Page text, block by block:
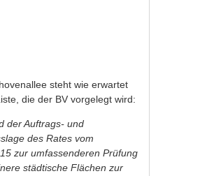
steht wie erwartet
die der BV vorgelegt wird:
der Auftrags- und
des Rates vom
zur umfassenderen Prüfung
städtische Flächen zur